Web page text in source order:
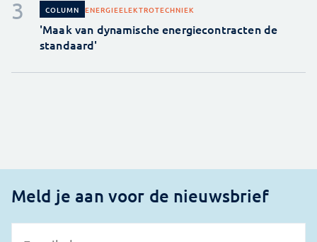
COLUMN ENERGIEELEKTROTECHNIEK
'Maak van dynamische energiecontracten de
standaard'
Meld je aan voor de nieuwsbrief